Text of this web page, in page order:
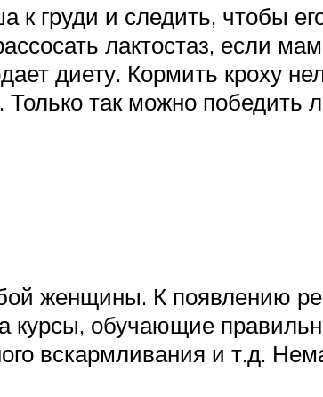
груди и следить, чтобы
лактостаз, если
диету. Кормить кроху
так можно победить
женщины. К появлению
курсы, обучающие
вскармливания и т.д.